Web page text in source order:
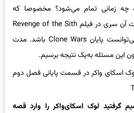
چه زمانی تمام می‌شود؟ مخصوصا که
می‌دانستیم همه‌ی اتفاقات آن سری در فیلم Revenge of the Sith
به‌اوج می‌رسد اما این نمی‌توانست پایان Clone Wars باشد. مدت
این مسئله به‌یک نتیجه برسیم.
گرفتید لوک اسکای‌واکر را وارد قصه